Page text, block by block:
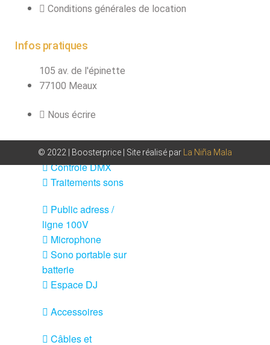
Jeux et effets
Strobes
Sono
Amplificateurs
Console de
mixage
Contrôle DMX
Traitements sons
Public adress /
ligne 100V
Microphone
Sono portable sur
batterie
Espace DJ
Accessoires
Câbles et
Conditions générales de location
Infos pratiques
105 av. de l'épinette
77100 Meaux
Nous écrire
© 2022 | Boosterprice | Site réalisé par La Niña Mala